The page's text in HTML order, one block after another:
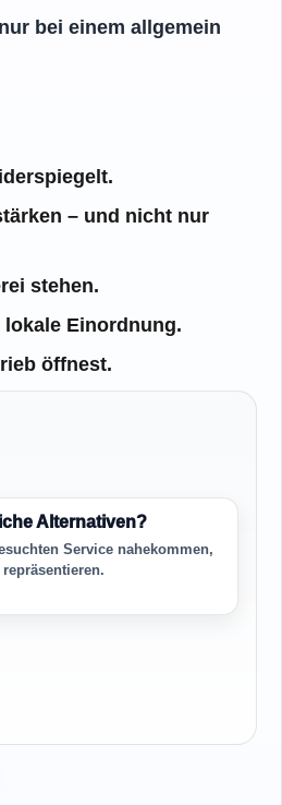
bei einem allgemein
– und nicht nur
stehen.
Einordnung.
öffnest.
Alternativen?
Service nahekommen,